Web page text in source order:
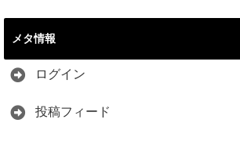
メタ情報
ログイン
投稿フィード